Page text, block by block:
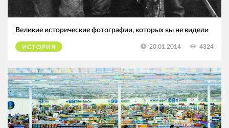
Великие исторические фотографии, которых вы не видели
ИСТОРИЯ 20.01.2014 4324